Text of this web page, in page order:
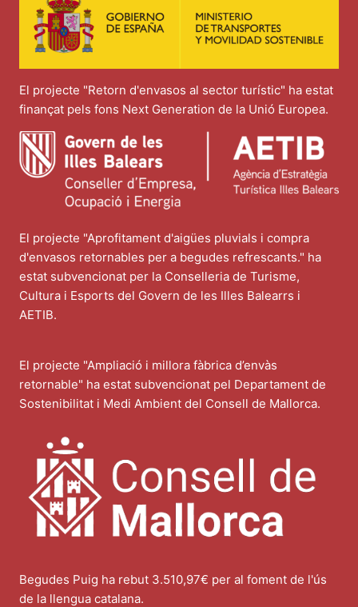
El projecte "Retorn d'envasos al sector turístic" ha estat
finançat pels fons Next Generation de la Unió Europea.
El projecte "Aprofitament d'aigües pluvials i compra
d'envasos retornables per a begudes refrescants." ha
estat subvencionat per la Conselleria de Turisme,
Cultura i Esports del Govern de les Illes Balearrs i
AETIB.
El projecte "Ampliació i millora fàbrica d’envàs
retornable" ha estat subvencionat pel Departament de
Sostenibilitat i Medi Ambient del Consell de Mallorca.
Begudes Puig ha rebut 3.510,97€ per al foment de l'ús
de la llengua catalana.